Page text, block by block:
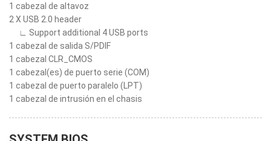
1 cabezal de altavoz
2 X USB 2.0 header
∟ Support additional 4 USB ports
1 cabezal de salida S/PDIF
1 cabezal CLR_CMOS
1 cabezal(es) de puerto serie (COM)
1 cabezal de puerto paralelo (LPT)
1 cabezal de intrusión en el chasis